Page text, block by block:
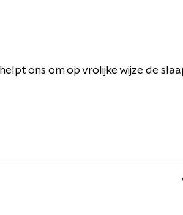
ons om op vrolijke wijze de